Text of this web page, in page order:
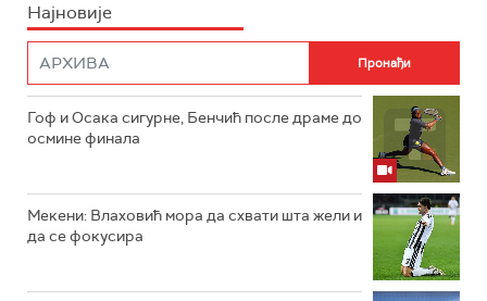
Најновије
Гоф и Осака сигурне, Бенчић после драме до
осмине финала
Мекени: Влаховић мора да схвати шта жели и
да се фокусира